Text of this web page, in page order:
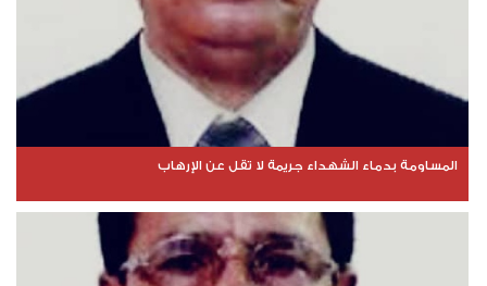
المساومة بدماء الشهداء جريمة لا تقل عن الإرهاب